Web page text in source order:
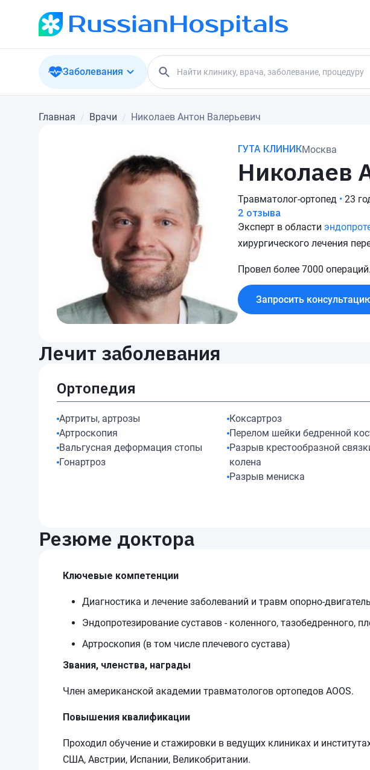
Заболевания
Главная Врачи Николаев Антон Валерьевич
ГУТА КЛИНИКМосква
Николаев
Травматолог-ортопед • 23
2 отзыва
Эксперт в области
хирургического лечения
Провел более 7000 операций.
Запросить
Лечит заболевания
Ортопедия
Артриты, артрозы
Артроскопия
Вальгусная деформация стопы
Гонартроз
Коксартроз
Перелом шейки бедренной
Разрыв крестообразной
колена
Разрыв мениска
Резюме доктора
Ключевые компетенции
Диагностика и лечение заболеваний и травм опорно-
Эндопротезирование суставов - коленного, тазобедренного,
Артроскопия (в том числе плечевого сустава)
Звания, членства, награды
Член американской академии травматологов ортопедов AOOS.
Повышения квалификации
Проходил обучение и стажировки в ведущих клиниках и
США, Австрии, Испании, Великобритании.